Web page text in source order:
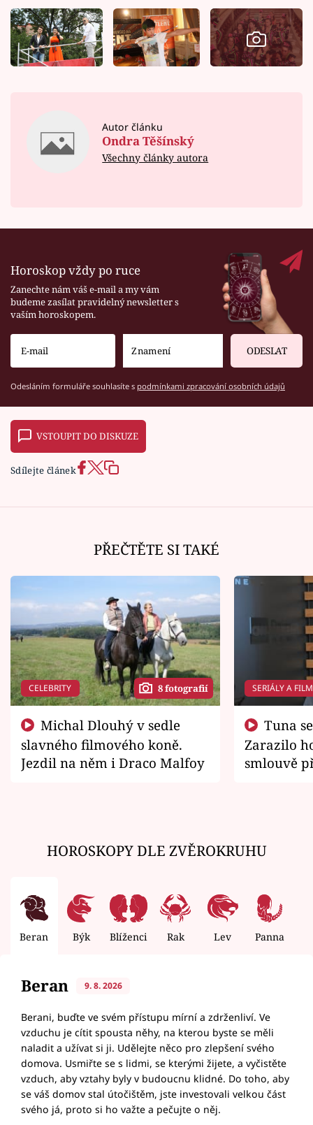
Autor článku
Ondra Těšínský
Všechny články autora
Horoskop vždy po ruce
Zanechte nám váš e-mail a my vám
budeme zasílat pravidelný newsletter s
vaším horoskopem.
ODESLAT
Odesláním formuláře souhlasíte s podmínkami zpracování osobních údajů
VSTOUPIT DO DISKUZE
Sdílejte článek
PŘEČTĚTE SI TAKÉ
CELEBRITY 8 fotografií
slavného filmového koně.
Jezdil na něm i Draco Malfoy
SERIÁLY A
Zarazilo
smlouvě
HOROSKOPY DLE ZVĚROKRUHU
Beran Býk Blíženci Rak Lev Panna
Beran 9. 8. 2026
Berani, buďte ve svém přístupu mírní a zdrženliví. Ve
vzduchu je cítit spousta něhy, na kterou byste se měli
naladit a užívat si ji. Udělejte něco pro zlepšení svého
domova. Usmiřte se s lidmi, se kterými žijete, a vyčistěte
vzduch, aby vztahy byly v budoucnu klidné. Do toho, aby
se váš domov stal útočištěm, jste investovali velkou část
svého já, proto si ho važte a pečujte o něj.